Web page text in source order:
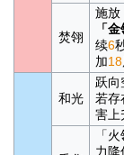
焚翎
施放
「金
续6
加18
和光
跃向
若存
害上
「
力降